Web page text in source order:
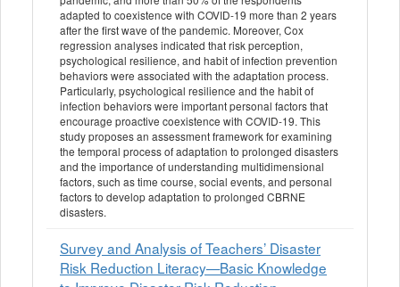
adapted to coexistence with COVID-19 more than 2 years
after the first wave of the pandemic. Moreover, Cox
regression analyses indicated that risk perception,
psychological resilience, and habit of infection prevention
behaviors were associated with the adaptation process.
Particularly, psychological resilience and the habit of
infection behaviors were important personal factors that
encourage proactive coexistence with COVID-19. This
study proposes an assessment framework for examining
the temporal process of adaptation to prolonged disasters
and the importance of understanding multidimensional
factors, such as time course, social events, and personal
factors to develop adaptation to prolonged CBRNE
disasters.
Survey and Analysis of Teachers’ Disaster
Risk Reduction Literacy—Basic Knowledge